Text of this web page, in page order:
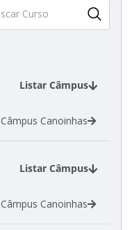
Listar Câmpus
Câmpus Canoinhas
Listar Câmpus
Câmpus Canoinhas